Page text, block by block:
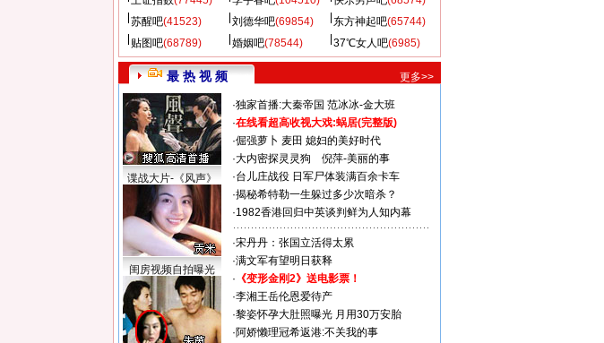
苏醒吧(41523) 刘德华吧(69854) 东方神起吧(65744)
贴图吧(68789) 婚姻吧(78544) 37℃女人吧(6985)
最 热 视 频 更多>>
谍战大片-《风声》
闺房视频自拍曝光
·独家首播:大秦帝国 范冰冰-金大班
·在线看超高收视大戏:蜗居(完整版)
·倔强萝卜 麦田 媳妇的美好时代
·大内密探灵灵狗
倪萍-美丽的事
·台儿庄战役 日军尸体装满百余卡车
·揭秘希特勒一生躲过多少次暗杀？
·1982香港回归中英谈判鲜为人知内幕
·宋丹丹：张国立活得太累
·满文军有望明日获释
· 《变形金刚2》送电影票！
·李湘王岳伦恩爱待产
·黎姿怀孕大肚照曝光 月用30万安胎
·阿娇懒理冠希返港:不关我的事